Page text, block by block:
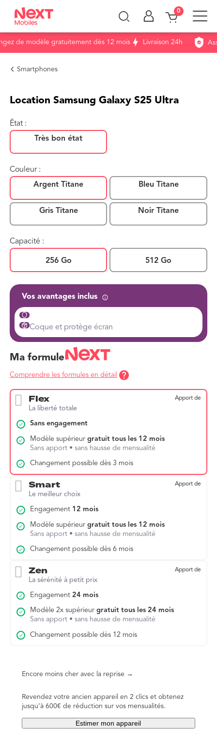
0
de modèle gratuitement dès 12 mois Livraison 24h
Smartphones
Location Samsung Galaxy S25 Ultra
État :
Très bon état
Couleur :
Argent Titane
Bleu Titane
Gris Titane Noir Titane
Capacité :
256 Go 512 Go
Vos avantages inclus
Coque et protège écran
Ma formule
Comprendre les formules en détail
Flex
La liberté totale
Apport de
Sans engagement
Modèle supérieur gratuit tous les 12 mois
Sans apport • sans hausse de mensualité
Changement possible dès 3 mois
Smart
Le meilleur choix
Apport de
Engagement 12 mois
Modèle supérieur gratuit tous les 12 mois
Sans apport • sans hausse de mensualité
Changement possible dès 6 mois
Zen
La sérénité à petit prix
Apport de
Engagement 24 mois
Modèle 2x supérieur gratuit tous les 24 mois
Sans apport • sans hausse de mensualité
Changement possible dès 12 mois
Encore moins cher avec la reprise →
Revendez votre ancien appareil en 2 clics et obtenez
jusqu’à 600€ de réduction sur vos mensualités.
Estimer mon appareil